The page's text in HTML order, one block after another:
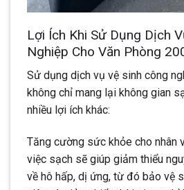
Lợi Ích Khi Sử Dụng Dịch
Nghiệp Cho Văn Phòng
Sử dụng dịch vụ vệ sinh công
không chỉ mang lại không gian
nhiều lợi ích khác:
Tăng cường sức khỏe cho nhân
việc sạch sẽ giúp giảm thiểu
về hô hấp, dị ứng, từ đó bảo vệ